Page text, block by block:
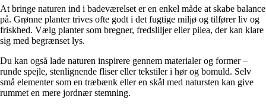
At bringe naturen ind i badeværelset er en enkel måde at skabe balance
på. Grønne planter trives ofte godt i det fugtige miljø og tilfører liv og
friskhed. Vælg planter som bregner, fredsliljer eller pilea, der kan klare
sig med begrænset lys.
Du kan også lade naturen inspirere gennem materialer og former –
runde spejle, stenlignende fliser eller tekstiler i hør og bomuld. Selv
små elementer som en træbænk eller en skål med natursten kan give
rummet en mere jordnær stemning.